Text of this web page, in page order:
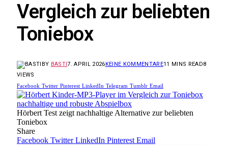
Vergleich zur beliebten
Toniebox
BY BASTI7. APRIL 2026KEINE KOMMENTARE11 MINS READ8
VIEWS
Facebook Twitter Pinterest LinkedIn Telegram Tumblr Email
Hörbert Test zeigt nachhaltige Alternative zur beliebten
Toniebox
Share
Facebook Twitter LinkedIn Pinterest Email